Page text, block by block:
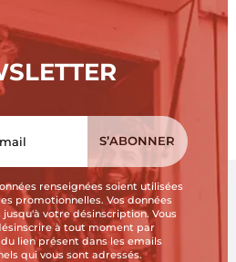
renseignées soient utilisées
promotionnelles. Vos données
jusqu'à votre désinscription. Vous
à tout moment par
lien présent dans les emails
qui vous sont adressés.